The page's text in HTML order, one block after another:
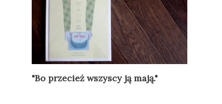
"Bo przecież wszyscy ją mają."